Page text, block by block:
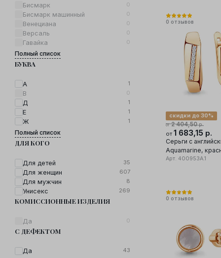
Бисмарк 0
Бисмарк машинный 0
Венециана 0
Версаль 0
Гавайка 0
Полный список
БУКВА
А 1
В 0
Д 1
Е 1
Ж 1
Полный список
ДЛЯ КОГО
Для детей 35
Для женщин 607
Для мужчин 8
Унисекс 269
КОМИССИОННЫЕ ИЗДЕЛИЯ
Да 0
С ДЕФЕКТОМ
Да 43
0 отзывов
от2 404,50р.
скидки до 30%
от 1 683,15 р.
Серьги с
Aquamarine,
585 проба,
Арт. 400953А.1
0 отзывов